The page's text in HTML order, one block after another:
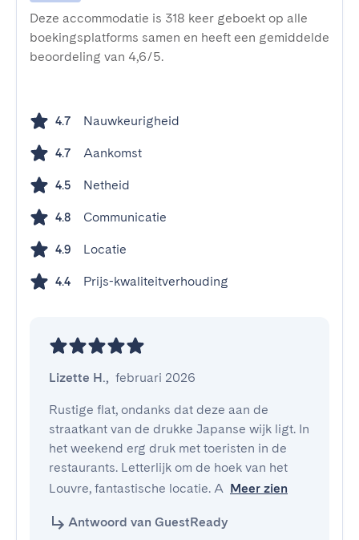
Deze accommodatie is 318 keer geboekt op alle
boekingsplatforms samen en heeft een gemiddelde
beoordeling van 4,6/5.
4.7 Nauwkeurigheid
4.7 Aankomst
4.5 Netheid
4.8 Communicatie
4.9 Locatie
4.4 Prijs-kwaliteitverhouding
Lizette H., februari 2026
Rustige flat, ondanks dat deze aan de
straatkant van de drukke Japanse wijk ligt. In
het weekend erg druk met toeristen in de
restaurants. Letterlijk om de hoek van het
Louvre, fantastische locatie. A Meer zien
Antwoord van GuestReady